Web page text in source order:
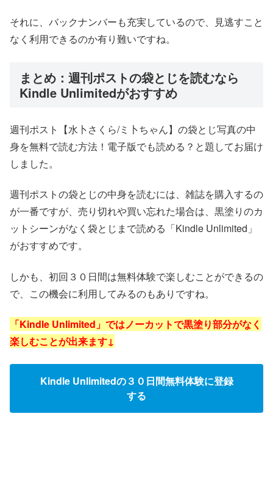
それに、バックナンバーも充実しているので、見逃すこと
なく利用できるのか有り難いですね。
まとめ：週刊ポストの袋とじを読むなら
Kindle Unlimitedがおすすめ
週刊ポスト【水卜さくら/ミ卜ちゃん】の袋とじ写真の中
身を無料で読む方法！電子版でも読める？と題してお届け
しました。
週刊ポストの袋とじの中身を読むには、雑誌を購入するの
が一番ですが、売り切れや買い忘れた場合は、黒塗りのカ
ットシーンがなく袋とじまで読める「Kindle Unlimited」
がおすすめです。
しかも、初回３０日間は無料体験で楽しむことができるの
で、この機会に利用してみるのもありですね。
「Kindle Unlimited」ではノーカットで黒塗り部分がなく
楽しむことが出来ます↓
Kindle Unlimitedの３０日間無料体験に登録
する